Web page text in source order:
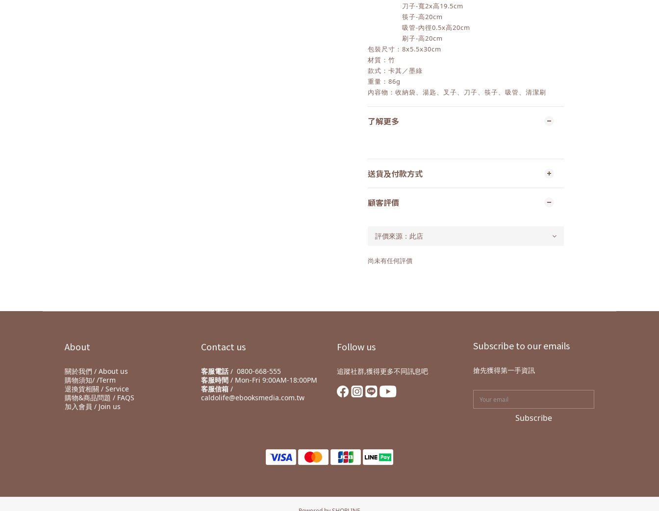
刀子-寬2x高19.5cm
筷子-高20cm
吸管-內徑0.5x高20cm
刷子-高20cm
包裝尺寸：8x5.5x30cm
材質：竹
款式：卡其／墨綠
重量：86g
內容物：收納袋、湯匙、叉子、刀子、筷子、吸管、清潔刷
了解更多
送貨及付款方式
顧客評價
尚未有任何評價
About
關於我們 / About us
購物須知/ /Term
退換貨相關 / Service
購物&商品問題 / FAQS
加入會員 / Join us
Contact us
客服電話/ 0800-668-555
客服時間/ Mon-Fri 9:00AM-18:00PM
客服信箱/
caldolife@ebooksmedia.com.tw
Follow us
追蹤社群,獲得更多不同訊息吧
Subscribe to our emails
搶先獲得第一手資訊
Subscribe